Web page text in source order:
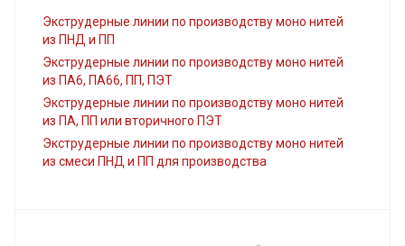
Экструдерные линии по производству моно нитей
из ПНД и ПП
Экструдерные линии по производству моно нитей
из ПА6, ПА66, ПП, ПЭТ
Экструдерные линии по производству моно нитей
из ПА, ПП или вторичного ПЭТ
Экструдерные линии по производству моно нитей
из смеси ПНД и ПП для производства